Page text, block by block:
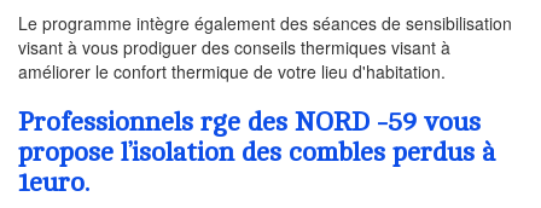
Le programme intègre également des séances de sensibilisation
visant à vous prodiguer des conseils thermiques visant à
améliorer le confort thermique de votre lieu d'habitation.
Professionnels rge des NORD -59 vous
propose l’isolation des combles perdus à
1euro.